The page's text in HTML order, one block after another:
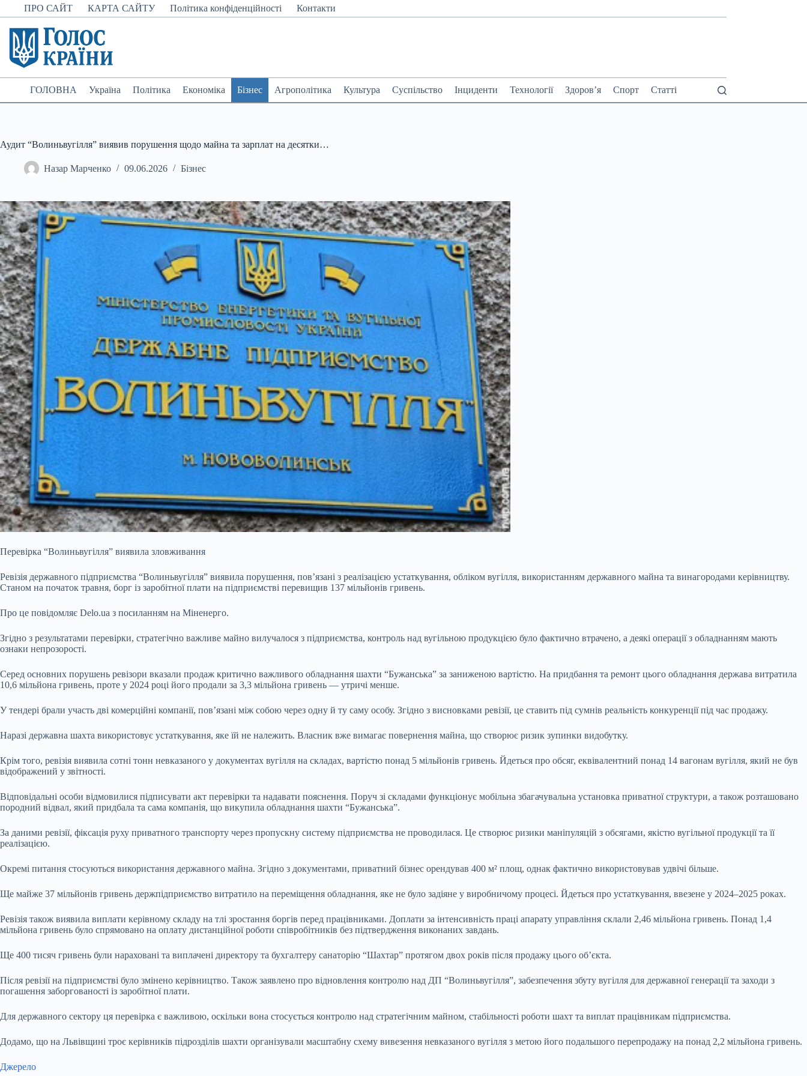
Перейти
до
вмісту
ПРО САЙТ КАРТА САЙТУ Політика конфіденційності Контакти
ГОЛОВНА Україна Політика Економіка Бізнес Агрополітика Культура Суспільство Інциденти Технології Здоров’я Спорт Статті
Аудит “Волиньвугілля” виявив порушення щодо майна та зарплат на десятки…
Назар Марченко 09.06.2026 Бізнес
Перевірка “Волиньвугілля” виявила зловживання
Ревізія державного підприємства “Волиньвугілля” виявила порушення, пов’язані з реалізацією устаткування, обліком вугілля, використанням державного майна та винагородами керівництву.
Станом на початок травня, борг із заробітної плати на підприємстві перевищив 137 мільйонів гривень.
Про це повідомляє Delo.ua з посиланням на Міненерго.
Згідно з результатами перевірки, стратегічно важливе майно вилучалося з підприємства, контроль над вугільною продукцією було фактично втрачено, а деякі операції з обладнанням мають
ознаки непрозорості.
Серед основних порушень ревізори вказали продаж критично важливого обладнання шахти “Бужанська” за заниженою вартістю. На придбання та ремонт цього обладнання держава витратила
10,6 мільйона гривень, проте у 2024 році його продали за 3,3 мільйона гривень — утричі менше.
У тендері брали участь дві комерційні компанії, пов’язані між собою через одну й ту саму особу. Згідно з висновками ревізії, це ставить під сумнів реальність конкуренції під час продажу.
Наразі державна шахта використовує устаткування, яке їй не належить. Власник вже вимагає повернення майна, що створює ризик зупинки видобутку.
Крім того, ревізія виявила сотні тонн невказаного у документах вугілля на складах, вартістю понад 5 мільйонів гривень. Йдеться про обсяг, еквівалентний понад 14 вагонам вугілля, який не був
відображений у звітності.
Відповідальні особи відмовилися підписувати акт перевірки та надавати пояснення. Поруч зі складами функціонує мобільна збагачувальна установка приватної структури, а також розташовано
породний відвал, який придбала та сама компанія, що викупила обладнання шахти “Бужанська”.
За даними ревізії, фіксація руху приватного транспорту через пропускну систему підприємства не проводилася. Це створює ризики маніпуляцій з обсягами, якістю вугільної продукції та її
реалізацією.
Окремі питання стосуються використання державного майна. Згідно з документами, приватний бізнес орендував 400 м² площ, однак фактично використовував удвічі більше.
Ще майже 37 мільйонів гривень держпідприємство витратило на переміщення обладнання, яке не було задіяне у виробничому процесі. Йдеться про устаткування, ввезене у 2024–2025 роках.
Ревізія також виявила виплати керівному складу на тлі зростання боргів перед працівниками. Доплати за інтенсивність праці апарату управління склали 2,46 мільйона гривень. Понад 1,4
мільйона гривень було спрямовано на оплату дистанційної роботи співробітників без підтвердження виконаних завдань.
Ще 400 тисяч гривень були нараховані та виплачені директору та бухгалтеру санаторію “Шахтар” протягом двох років після продажу цього об’єкта.
Після ревізії на підприємстві було змінено керівництво. Також заявлено про відновлення контролю над ДП “Волиньвугілля”, забезпечення збуту вугілля для державної генерації та заходи з
погашення заборгованості із заробітної плати.
Для державного сектору ця перевірка є важливою, оскільки вона стосується контролю над стратегічним майном, стабільності роботи шахт та виплат працівникам підприємства.
Додамо, що на Львівщині троє керівників підрозділів шахти організували масштабну схему вивезення невказаного вугілля з метою його подальшого перепродажу на понад 2,2 мільйона гривень.
Джерело